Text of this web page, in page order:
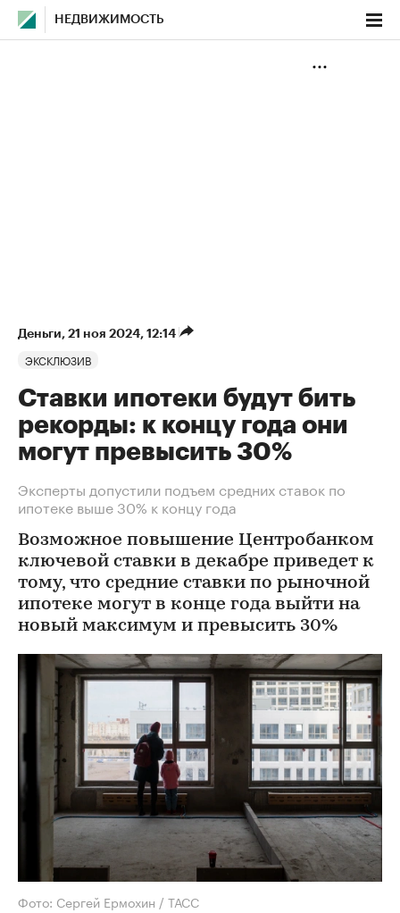
НЕДВИЖИМОСТЬ
Деньги⁠, 21 ноя 2024, 12:14
ЭКСКЛЮЗИВ
Ставки ипотеки будут бить
рекорды: к концу года они
могут превысить 30%
Эксперты допустили подъем средних ставок по
ипотеке выше 30% к концу года
Возможное повышение Центробанком
ключевой ставки в декабре приведет к
тому, что средние ставки по рыночной
ипотеке могут в конце года выйти на
новый максимум и превысить 30%
Фото: Сергей Ермохин / ТАСС